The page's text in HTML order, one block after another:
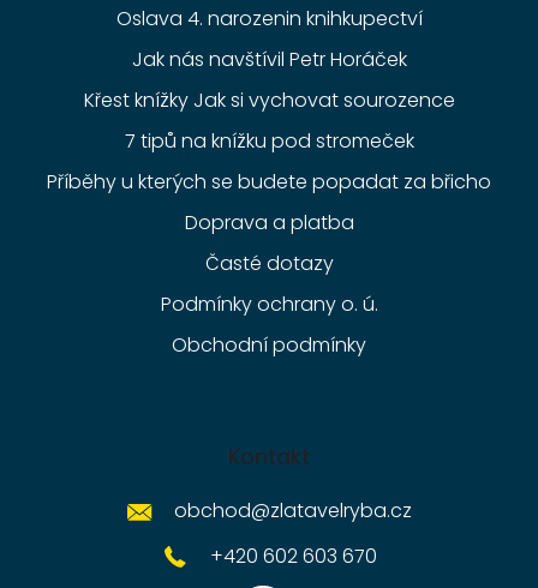
Oslava 4. narozenin knihkupectví
Jak nás navštívil Petr Horáček
Křest knížky Jak si vychovat sourozence
7 tipů na knížku pod stromeček
Příběhy u kterých se budete popadat za břicho
Doprava a platba
Časté dotazy
Podmínky ochrany o. ú.
Obchodní podmínky
Kontakt
obchod@zlatavelryba.cz
+420 602 603 670